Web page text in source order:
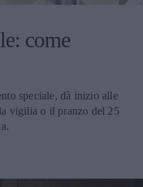
come
speciale, dà inizio alle
vigilia o il pranzo del 25